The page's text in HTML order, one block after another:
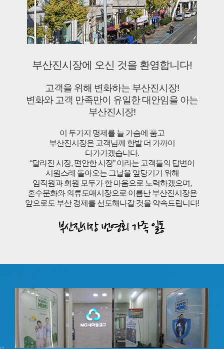
부산진시장에 오신 것을 환영합니다!
고객을 위해 변화하는 부산진시장!
변화와 고객 만족만이 유일한 대안임을 아는
부산진시장!
이 두가지 명제를 늘 가슴에 품고
부산진시장은 고객님께 한발 더 가까이
다가가겠습니다.
“달라진 시장, 편안한 시장” 이라는 고객들의 답변이
시원스레 돌아오는 그날을 앞당기기 위해
임직원과 회원 모두가 한 마음으로 노력하겠으며,
혼수문화와 의류도매시장으로 이름난 부산진시장은
앞으로도 부산 경제를 선도해나갈 것을 약속드립니다!